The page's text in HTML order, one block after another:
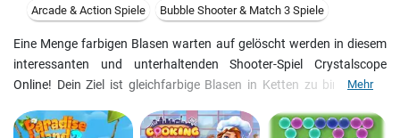
Arcade & Action Spiele Bubble Shooter & Match 3 Spiele
Eine Menge farbigen Blasen warten auf gelöscht werden in diesem
interessanten und unterhaltenden Shooter-Spiel Crystalscope
Online! Dein Ziel ist gleichfarbige Blasen in Ketten zu binden und
Elementen von Arkade und Strategiespiele, damit Du noch mehr
Mehr